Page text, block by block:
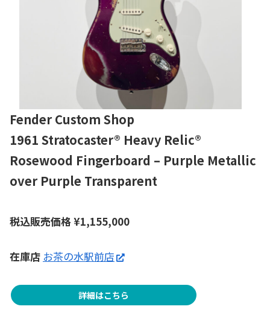
Fender Custom Shop
1961 Stratocaster® Heavy Relic®
Rosewood Fingerboard – Purple Metallic
over Purple Transparent
税込販売価格¥1,155,000
在庫店 お茶の水駅前店
詳細はこちら